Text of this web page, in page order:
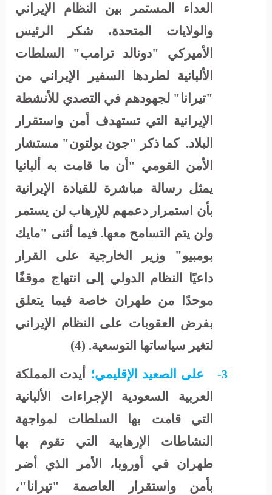
العداء المستمر بين النظام الإيراني
والولايات المتحدة، شكر الرئيس
الأميركي "دونالد ترامب" السلطات
الألبانية لطردها السفير الإيراني من
"تيرانا" لجهودهم في التصدي للأنشطة
الإيرانية التي تستهدف أمن واستقرار
البلاد. كما ذكر "جون بولتون" مستشار
الأمن القومي "أن ما قامت به ألبانيا
يمثل رسالة مباشرة للقيادة الإيرانية
بأن استمرار دعمهم للإرهاب لن يستمر
ولن يتم التسامح معها. فيما أثنى "مايك
بومبيو" وزير الخارجية على القرار
داعيًا النظام الدولي إلى انتهاج موقفًا
موحدًا من طهران خاصة فيما يتعلق
بفرض العقوبات على النظام الإيراني
لتغير سياساتها التوسعية. (4)
3- على الصعيد الإقليمي؛
أيدت المملكة
العربية السعودية الإجراءات الألبانية
التي قامت بها السلطات لمواجهة
النشاطات الإرهابية التي تقوم بها
طهران في أوروبا، الأمر الذي أضر
بأمن واستقرار العاصمة "تيرانا"،